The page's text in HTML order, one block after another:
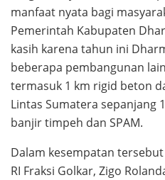
manfaat nyata bagi
Pemerintah Kabupaten
kasih karena tahun ini
beberapa pembangunan
termasuk 1 km rigid beton
Lintas Sumatera sepanjang
banjir timpeh dan SPAM.
Dalam kesempatan
RI Fraksi Golkar, Zigo